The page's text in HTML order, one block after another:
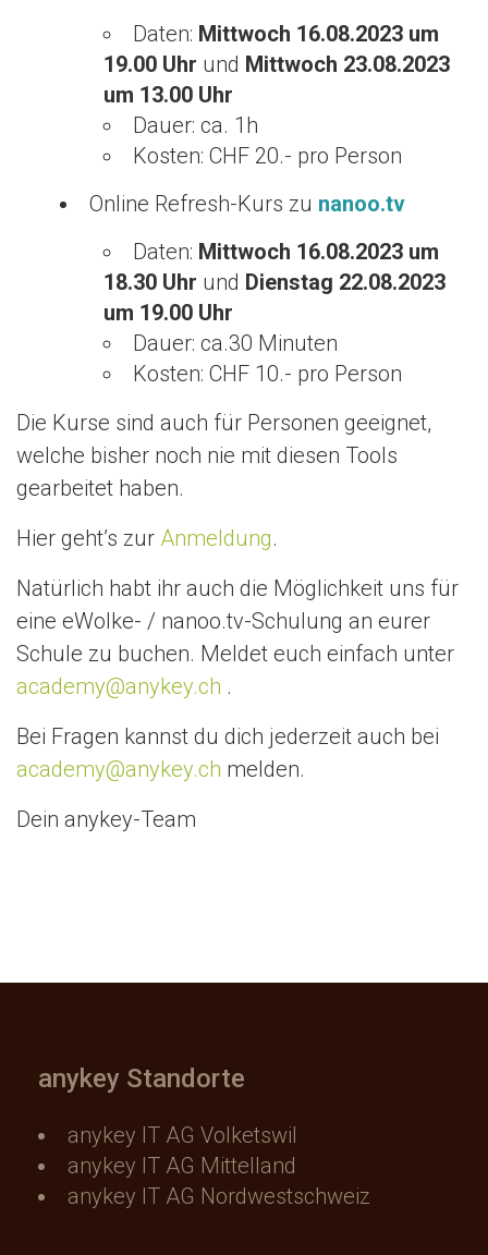
Daten: Mittwoch 16.08.2023 um
19.00 Uhr und Mittwoch 23.08.2023
um 13.00 Uhr
Dauer: ca. 1h
Kosten: CHF 20.- pro Person
Online Refresh-Kurs zu nanoo.tv
Daten: Mittwoch 16.08.2023 um
18.30 Uhr und Dienstag 22.08.2023
um 19.00 Uhr
Dauer: ca.30 Minuten
Kosten: CHF 10.- pro Person
Die Kurse sind auch für Personen geeignet,
welche bisher noch nie mit diesen Tools
gearbeitet haben.
Hier geht’s zur Anmeldung.
Natürlich habt ihr auch die Möglichkeit uns für
eine eWolke- / nanoo.tv-Schulung an eurer
Schule zu buchen. Meldet euch einfach unter
academy@anykey.ch .
Bei Fragen kannst du dich jederzeit auch bei
academy@anykey.ch melden.
Dein anykey-Team
anykey Standorte
anykey IT AG Volketswil
anykey IT AG Mittelland
anykey IT AG Nordwestschweiz